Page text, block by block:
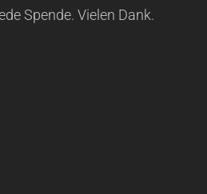
Spende. Vielen Dank.